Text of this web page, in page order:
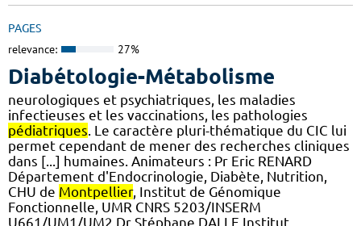
PAGES
relevance: 27%
Diabétologie-Métabolisme
neurologiques et psychiatriques, les maladies
infectieuses et les vaccinations, les pathologies
pédiatriques . Le caractère pluri-thématique du CIC lui
permet cependant de mener des recherches cliniques
dans [...] humaines. Animateurs : Pr Eric RENARD
Département d'Endocrinologie, Diabète, Nutrition,
CHU de Montpellier, Institut de Génomique
Fonctionnelle, UMR CNRS 5203/INSERM
U661/UM1/UM2 Dr Stéphane DALLE Institut